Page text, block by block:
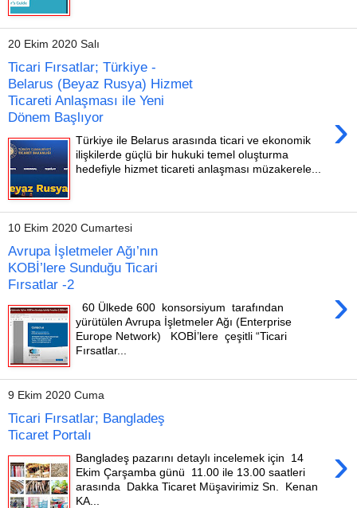
20 Ekim 2020 Salı
Ticari Fırsatlar; Türkiye -
Belarus (Beyaz Rusya) Hizmet
Ticareti Anlaşması ile Yeni
Dönem Başlıyor
›
Türkiye ile Belarus arasında ticari ve ekonomik
ilişkilerde güçlü bir hukuki temel oluşturma
hedefiyle hizmet ticareti anlaşması müzakerele...
10 Ekim 2020 Cumartesi
Avrupa İşletmeler Ağı’nın
KOBİ’lere Sunduğu Ticari
Fırsatlar -2
›
60 Ülkede 600 konsorsiyum tarafından
yürütülen Avrupa İşletmeler Ağı (Enterprise
Europe Network) KOBİ’lere çeşitli “Ticari
Fırsatlar...
9 Ekim 2020 Cuma
Ticari Fırsatlar; Bangladeş
Ticaret Portalı
›
Bangladeş pazarını detaylı incelemek için 14
Ekim Çarşamba günü 11.00 ile 13.00 saatleri
arasında Dakka Ticaret Müşavirimiz Sn. Kenan
KA...